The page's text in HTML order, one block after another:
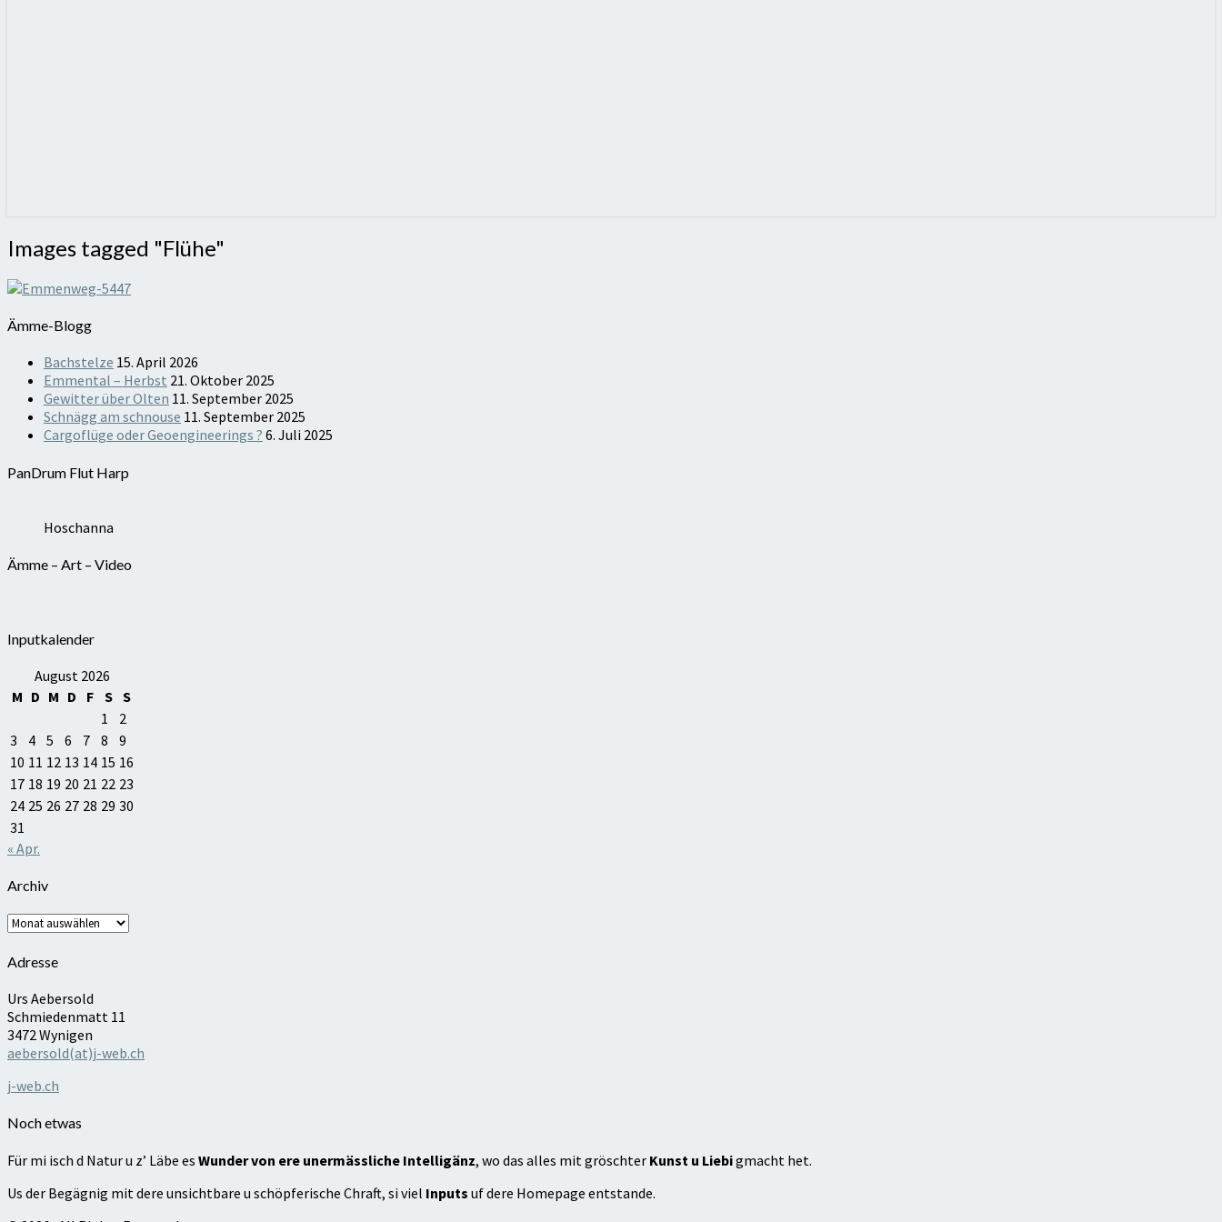
Images
tagged
"Flühe"
Images tagged "Flühe"
Ämme-Blogg
Bachstelze 15. April 2026
Emmental – Herbst 21. Oktober 2025
Gewitter über Olten 11. September 2025
Schnägg am schnouse 11. September 2025
Cargoflüge oder Geoengineerings ? 6. Juli 2025
PanDrum Flut Harp
Hoschanna
Ämme – Art – Video
Inputkalender
August 2026
M D M D F S S
1
2
3
4 5 6 7 8
9
10 11 12 13 14 15 16
17 18 19 20 21 22 23
24 25 26 27 28 29 30
31
« Apr.
Archiv
Archiv
Adresse
Urs Aebersold
Schmiedenmatt 11
3472 Wynigen
aebersold(at)j-web.ch
j-web.ch
Noch etwas
Für mi isch d Natur u z’ Läbe es Wunder von ere unermässliche Intelligänz, wo das alles mit gröschter Kunst u Liebigmacht het.
Us der Begägnig mit dere unsichtbare u schöpferische Chraft, si viel Inputs uf dere Homepage entstande.